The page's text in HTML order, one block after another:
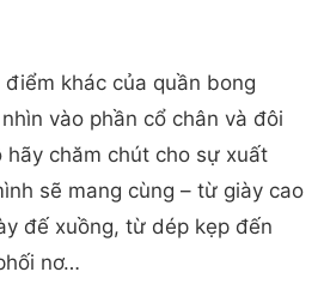
khác của quần bong
vào phần cổ chân và đôi
hãy chăm chút cho sự xuất
sẽ mang cùng – từ giày cao
đế xuồng, từ dép kẹp đến
nơ…